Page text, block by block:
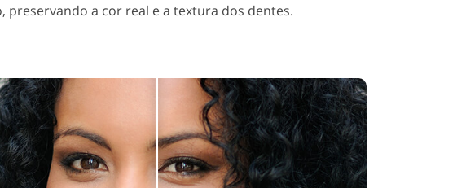
preservando a cor real e a textura dos dentes.